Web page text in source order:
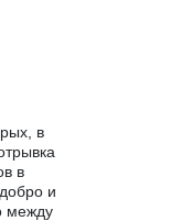
в
в
и
между